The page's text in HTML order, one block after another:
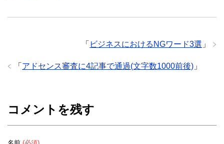
「 ビジネスにおけるNGワード3選 」
「 アドセンス審査に4記事で通過(文字数1000前後) 」
コメントを残す